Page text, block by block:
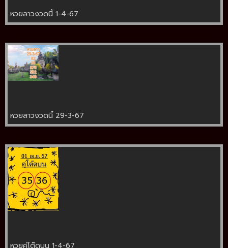
หวยลาวงวดนี้ 1-4-67
หวยลาวงวดนี้ 29-3-67
หวยคู่โต๊ดบน 1-4-67